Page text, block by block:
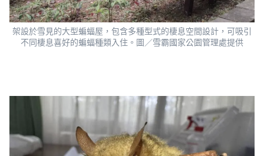
架設於雪見的大型蝙蝠屋，包含多種型式的棲息空間設計，可吸引
不同棲息喜好的蝙蝠種類入住。圖／雪霸國家公園管理處提供